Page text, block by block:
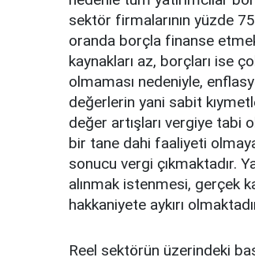
sektör firmalarının yüzde
oranda borçla finanse
kaynakları az, borçları ise
olmaması nedeniyle,
değerlerin yani sabit
değer artışları vergiye tabi
bir tane dahi faaliyeti
sonucu vergi çıkmaktadır.
alınmak istenmesi, gerçek
hakkaniyete aykırı
Reel sektörün üzerindeki